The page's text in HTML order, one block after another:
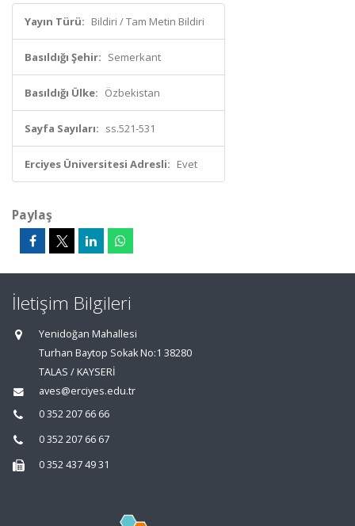
Yayın Türü: Bildiri / Tam Metin Bildiri
Basıldığı Şehir: Semerkant
Basıldığı Ülke: Özbekistan
Sayfa Sayıları: ss.521-531
Erciyes Üniversitesi Adresli: Evet
Paylaş
İletişim Bilgileri
Yenidoğan Mahallesi
Turhan Baytop Sokak No:1 38280
TALAS / KAYSERİ
aves@erciyes.edu.tr
0 352 207 66 66
0 352 207 66 67
0 352 437 49 31